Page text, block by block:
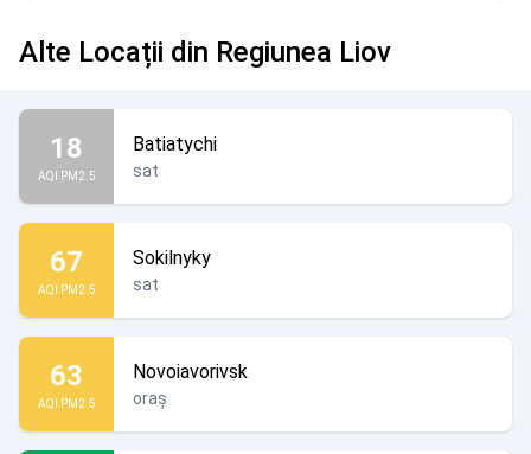
Alte Locații din Regiunea Liov
18
AQI PM2.5
Batiatychi
sat
67
AQI PM2.5
Sokilnyky
sat
63
AQI PM2.5
Novoiavorivsk
oraș